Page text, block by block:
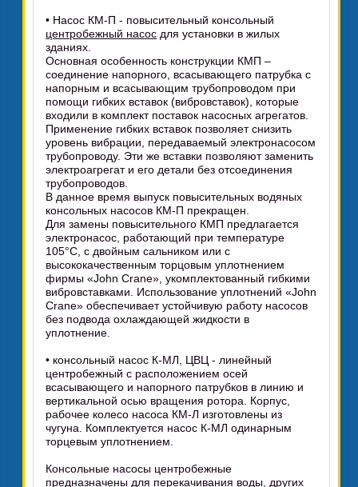
• Насос КМ-П - повысительный консольный
центробежный насос для установки в жилых
зданиях.
Основная особенность конструкции КМП –
соединение напорного, всасывающего патрубка с
напорным и всасывающим трубопроводом при
помощи гибких вставок (вибровставок), которые
входили в комплект поставок насосных агрегатов.
Применение гибких вставок позволяет снизить
уровень вибрации, передаваемый электронасосом
трубопроводу. Эти же вставки позволяют заменить
электроагрегат и его детали без отсоединения
трубопроводов.
В данное время выпуск повысительных водяных
консольных насосов КМ-П прекращен.
Для замены повысительного КМП предлагается
электронасос, работающий при температуре
105°C, с двойным сальником или с
высококачественным торцовым уплотнением
фирмы «John Crane», укомплектованный гибкими
вибровставками. Использование уплотнений «John
Crane» обеспечивает устойчивую работу насосов
без подвода охлаждающей жидкости в
уплотнение.
• консольный насос К-МЛ, ЦВЦ - линейный
центробежный с расположением осей
всасывающего и напорного патрубков в линию и
вертикальной осью вращения ротора. Корпус,
рабочее колесо насоса КМ-Л изготовлены из
чугуна. Комплектуется насос К-МЛ одинарным
торцевым уплотнением.
Консольные насосы центробежные
предназначены для перекачивания воды, других